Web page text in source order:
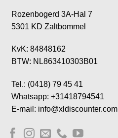
Rozenbogerd 3A-Hal 7
5301 KD Zaltbommel
KvK: 84848162
BTW: NL863410303B01
Tel.: (0418) 79 45 41
Whatsapp: +31418794541
E-mail: info@xldiscounter.com